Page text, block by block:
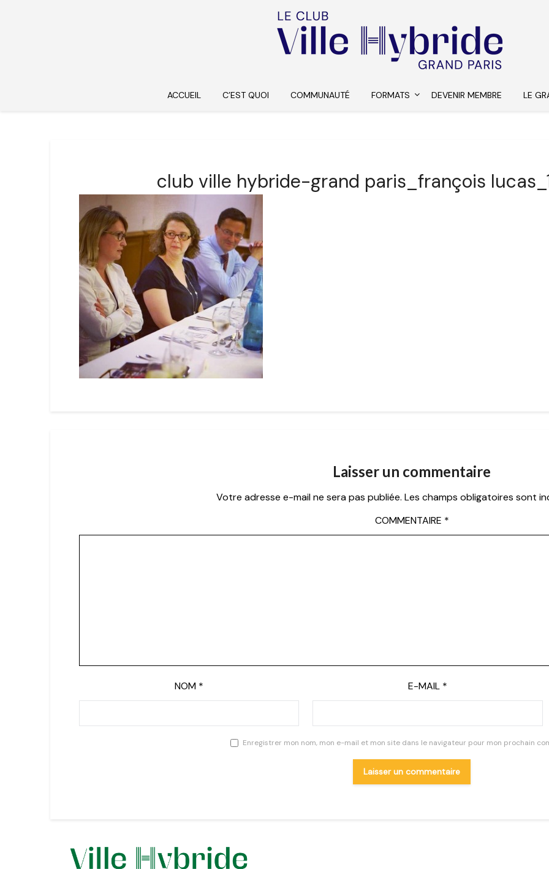
ACCUEIL C’EST QUOI COMMUNAUTÉ FORMATS DEVENIR MEMBRE LE
club ville hybride-grand paris_françois
Laisser un commentaire
Votre adresse e-mail ne sera pas publiée. Les champs obligatoires sont
COMMENTAIRE *
NOM * E-MAIL *
Enregistrer mon nom, mon e-mail et mon site dans le navigateur pour mon prochain